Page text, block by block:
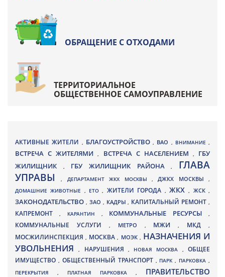
ОБРАЩЕНИЕ С ОТХОДАМИ
ТЕРРИТОРИАЛЬНОЕ
ОБЩЕСТВЕННОЕ САМОУПРАВЛЕНИЕ
АКТИВНЫЕ ЖИТЕЛИ , БЛАГОУСТРОЙСТВО , ВАО , ВНИМАНИЕ ,
ВСТРЕЧА С ЖИТЕЛЯМИ, ВСТРЕЧА С НАСЕЛЕНИЕМ , ГБУ
ЖИЛИЩНИК
, ГБУ ЖИЛИЩНИК РАЙОНА, ГЛАВА
УПРАВЫ, ДЕПАРТАМЕНТ ЖКХ МОСКВЫ ,ДЖКХ МОСКВЫ ,
ДОМАШНИЕ ЖИВОТНЫЕ , ЕТО, ЖИТЕЛИ ГОРОДА , ЖКХ, ЖСК,
ЗАКОНОДАТЕЛЬСТВО , ЗАО , КАДРЫ, КАПИТАЛЬНЫЙ РЕМОНТ ,
КАПРЕМОНТ , КАРАНТИН , КОММУНАЛЬНЫЕ РЕСУРСЫ,
КОММУНАЛЬНЫЕ УСЛУГИ , МЕТРО , МЖИ, МКД ,
МОСЖИЛИНСПЕКЦИЯ, МОСКВА , МОЭК , НАЗНАЧЕНИЯ И
УВОЛЬНЕНИЯ, НАРУШЕНИЯ , НОВАЯ МОСКВА ,ОБЩЕЕ
ИМУЩЕСТВО , ОБЩЕСТВЕННЫЙ ТРАНСПОРТ , ПАРК, ПАРКОВКА ,
ПЕРЕКРЫТИЯ , ПЛАТНАЯ ПАРКОВКА , ПРАВИТЕЛЬСТВО